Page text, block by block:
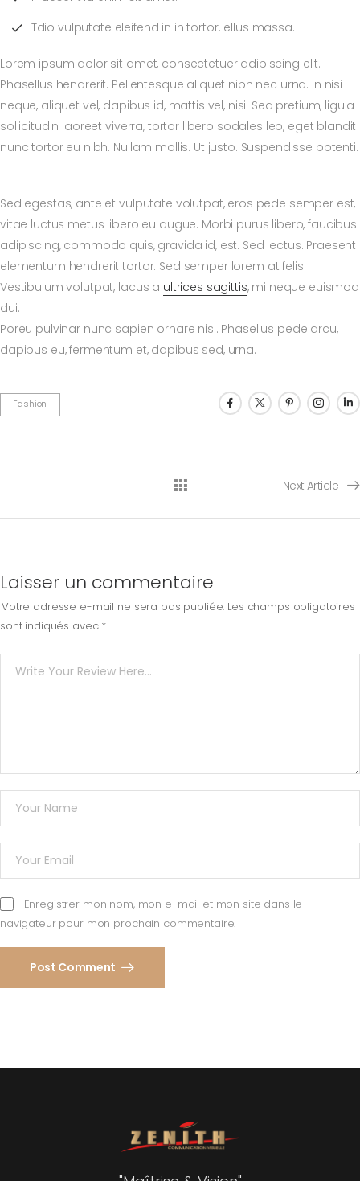
Tdio vulputate eleifend in in tortor. ellus massa.
Lorem ipsum dolor sit amet, consectetuer adipiscing elit.
Phasellus hendrerit. Pellentesque aliquet nibh nec urna. In nisi
neque, aliquet vel, dapibus id, mattis vel, nisi. Sed pretium, ligula
sollicitudin laoreet viverra, tortor libero sodales leo, eget blandit
nunc tortor eu nibh. Nullam mollis. Ut justo. Suspendisse potenti.
Sed egestas, ante et vulputate volutpat, eros pede semper est,
vitae luctus metus libero eu augue. Morbi purus libero, faucibus
adipiscing, commodo quis, gravida id, est. Sed lectus. Praesent
elementum hendrerit tortor. Sed semper lorem at felis.
Vestibulum volutpat, lacus a ultrices sagittis, mi neque euismod
dui.
Poreu pulvinar nunc sapien ornare nisl. Phasellus pede arcu,
dapibus eu, fermentum et, dapibus sed, urna.
Fashion
Next Article
Laisser un commentaire
Votre adresse e-mail ne sera pas publiée. Les champs obligatoires
sont indiqués avec *
Enregistrer mon nom, mon e-mail et mon site dans le
navigateur pour mon prochain commentaire.
Post Comment